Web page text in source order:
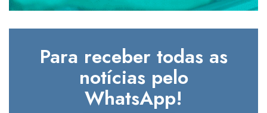
Para receber todas as
notícias pelo
WhatsApp!